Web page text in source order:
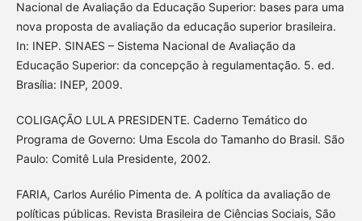
Nacional de Avaliação da Educação Superior: bases para uma
nova proposta de avaliação da educação superior brasileira.
In: INEP. SINAES – Sistema Nacional de Avaliação da
Educação Superior: da concepção à regulamentação. 5. ed.
Brasília: INEP, 2009.
COLIGAÇÃO LULA PRESIDENTE. Caderno Temático do
Programa de Governo: Uma Escola do Tamanho do Brasil. São
Paulo: Comitê Lula Presidente, 2002.
FARIA, Carlos Aurélio Pimenta de. A política da avaliação de
políticas públicas. Revista Brasileira de Ciências Sociais, São